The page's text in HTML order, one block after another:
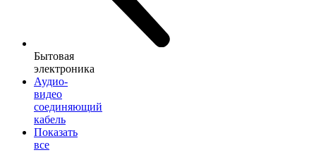
Бытовая
электроника
Аудио-
видео
соединяющий
кабель
Показать
все